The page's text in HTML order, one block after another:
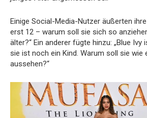
Einige Social-Media-Nutzer äußerten
erst 12 – warum soll sie sich so
älter?“ Ein anderer fügte hinzu: „Blue
sie ist noch ein Kind. Warum soll sie wie
aussehen?“